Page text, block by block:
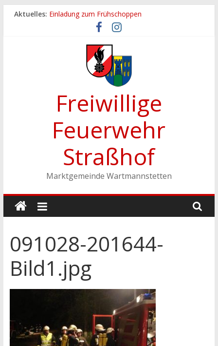
ZumAktuelles: Einladung zum Frühschoppen
Dichtheitsprobe der Löschleitungen
Fronleichnamsprozession
Feuerwehrfest 2026
Ferienspiel der Marktgemeinde Wartmannstetten
Freiwillige
Feuerwehr
Straßhof
Marktgemeinde Wartmannstetten
091028-201644-
Bild1.jpg